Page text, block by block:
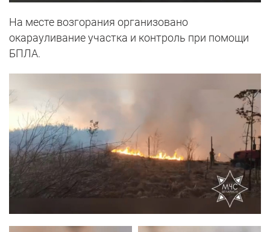
На месте возгорания организовано
окарауливание участка и контроль при помощи
БПЛА.